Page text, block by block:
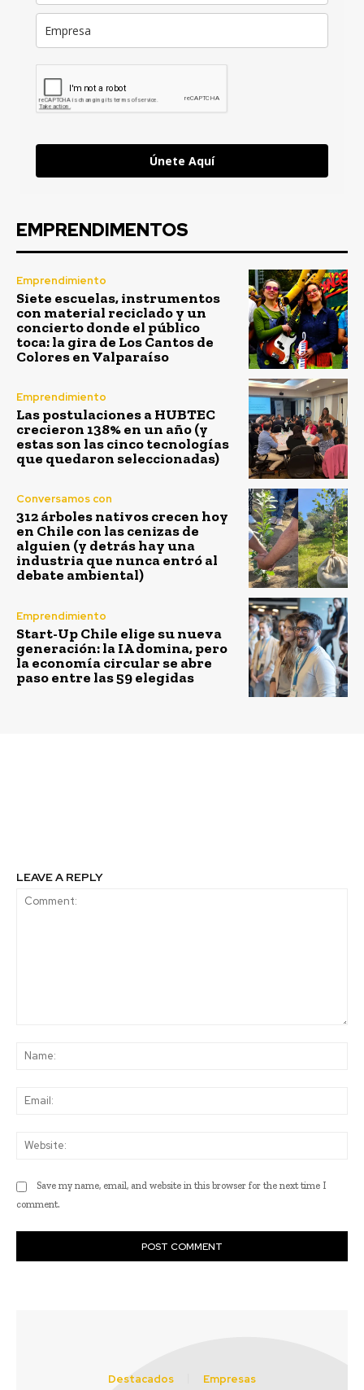
Únete Aquí
EMPRENDIMENTOS
Emprendimiento
Siete escuelas, instrumentos
con material reciclado y un
concierto donde el público
toca: la gira de Los Cantos de
Colores en Valparaíso
Emprendimiento
Las postulaciones a HUBTEC
crecieron 138% en un año (y
estas son las cinco tecnologías
que quedaron seleccionadas)
Conversamos con
312 árboles nativos crecen hoy
en Chile con las cenizas de
alguien (y detrás hay una
industria que nunca entró al
debate ambiental)
Emprendimiento
Start-Up Chile elige su nueva
generación: la IA domina, pero
la economía circular se abre
paso entre las 59 elegidas
LEAVE A REPLY
Save my name, email, and website in this browser for the next time I
comment.